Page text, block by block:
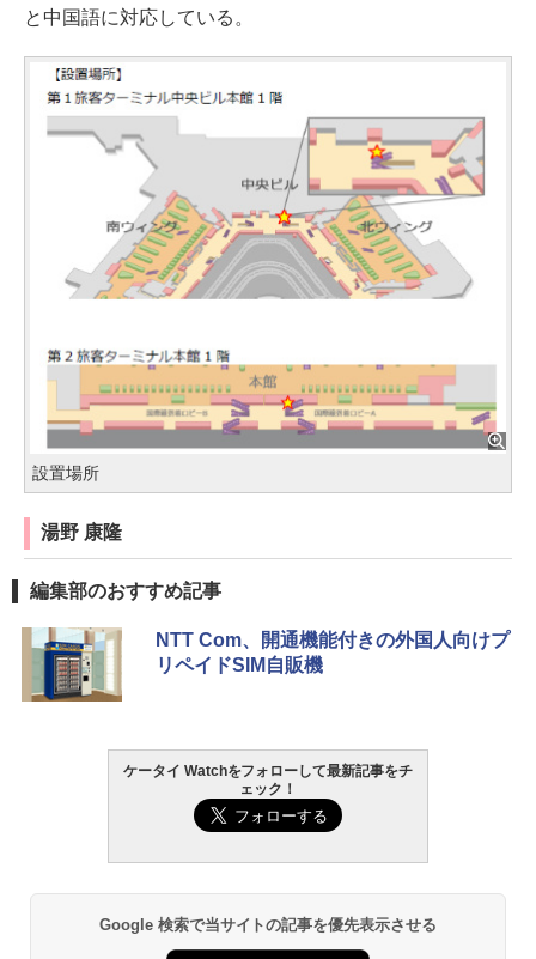
と中国語に対応している。
設置場所
湯野 康隆
編集部のおすすめ記事
NTT Com、開通機能付きの外国人向けプ
リペイドSIM自販機
ケータイ Watchをフォローして最新記事をチ
ェック！
Google 検索で当サイトの記事を優先表示させる